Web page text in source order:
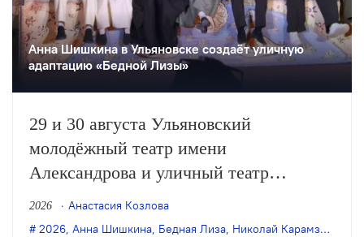
Анна Шишкина в Ульяновске создаëт уличную
адаптацию «Бедной Лизы»
29 и 30 августа Ульяновский
молодёжный театр имени
Александрова и уличный театр
«Странствующие куклы господина
Пэжо» из Санкт-Петербурга покажут
2026
Анастасия Козлова
2026, Анна Шишкина, Бедная Лиза, Николай Карамзин